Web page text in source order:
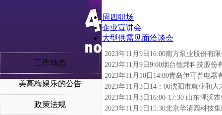
工作动态
美高梅娱乐的公告
政策法规
周四职场
企业宣讲会
大型供需见面洽谈会
2023年11月9日16:00南方泵业股份有
2023年11月9日9:00烟台德邦科技股
2023年11月10日14:00青岛伊可普电
2023年11月3日14：00沈阳市就业和
2023年11月3日16:00-17:30 山东悍沃
2023年11月1日15:30北京华清园科技